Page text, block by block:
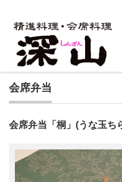
会席弁当
会席弁当「桐」(うな玉ち